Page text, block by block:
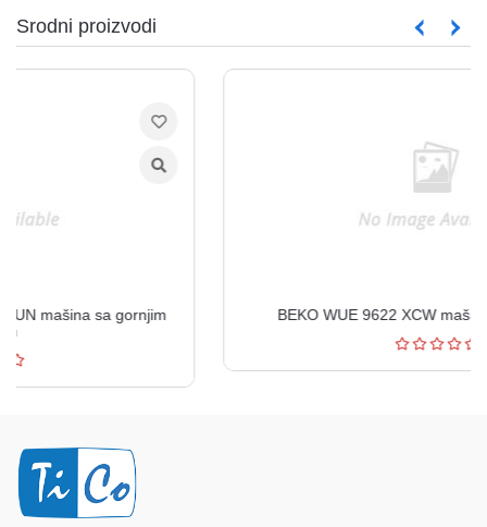
Srodni proizvodi
BEKO WUE 9622 XCW mašina za pranje veša